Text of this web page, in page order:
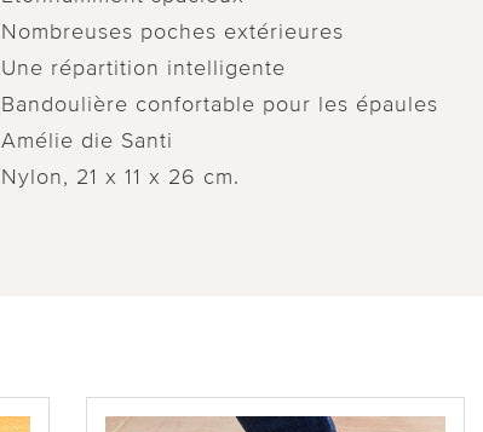
Nombreuses poches extérieures
Une répartition intelligente
Bandoulière confortable pour les épaules
Amélie die Santi
Nylon, 21 x 11 x 26 cm.